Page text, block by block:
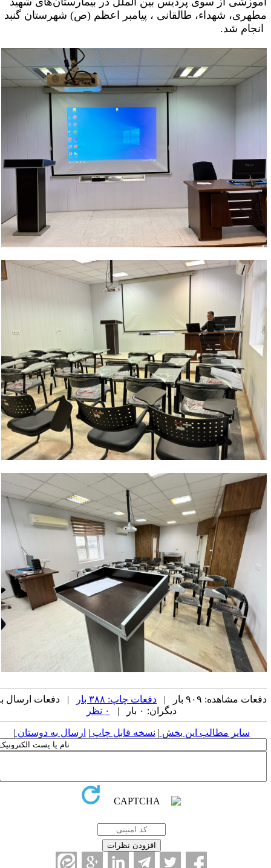
شهداء، طالقانی ، پیامبر اعظم (ص) شهرستان گنبد
شد.
۹۰۹ بار | دفعات چاپ: ۳۸۸ بار
| دفعات ارسال به
دیگران: ۰ بار |
۰ نظر
مطالب این بخش|نسخه قابل چاپ| ارسال به دوستان|